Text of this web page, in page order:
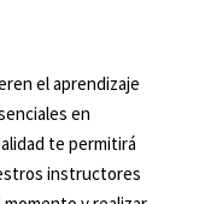
el aprendizaje
en
te permitirá
instructores